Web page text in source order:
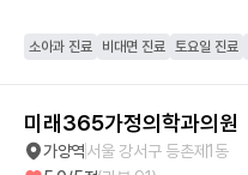
소아과 진료 비대면 진료 토요일 진료
미래365가정의학과의원
가양역서울 강서구 등촌제1동